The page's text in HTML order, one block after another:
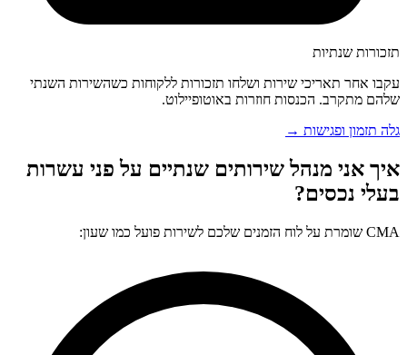
תזכורות שנתיות
עקבו אחר תאריכי שירות ושלחו תזכורות ללקוחות כשהשירות השנתי
שלהם מתקרב. הכנסות חוזרות באוטופיילוט.
גלה תזמון ופגישות →
איך אני מנהל שירותים שנתיים על פני עשרות
בעלי נכסים?
CMA שומרת על לוח הזמנים שלכם לשירות פועל כמו שעון: